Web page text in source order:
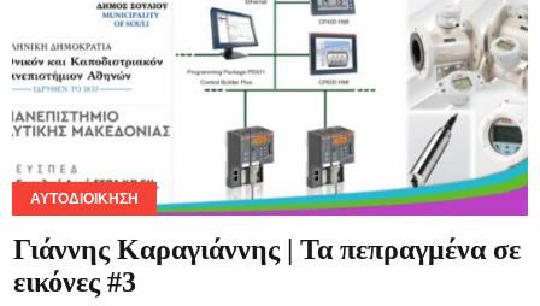
ΑΥΤΟΔΙΟΊΚΗΣΗ
Γιάννης Καραγιάννης | Τα πεπραγμένα σε
εικόνες #3